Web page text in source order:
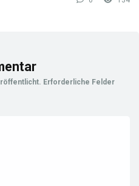
Erforderliche Felder